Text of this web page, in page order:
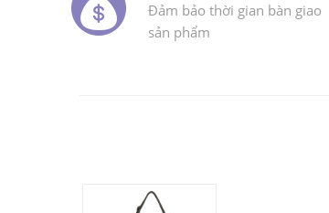
Đảm bảo thời gian bàn giao
sản phẩm